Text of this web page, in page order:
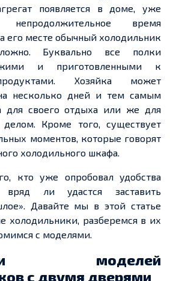
появляется в доме, уже
время
его месте обычный холодильник
Буквально все полки
и приготовленными к
Хозяйка может
несколько дней и тем самым
для своего отдыха или же для
Кроме того, существует
моментов, которые говорят
холодильного шкафа.
кто уже опробовал удобства
вряд ли удастся заставить
Давайте мы в этой статье
холодильники, разберемся в их
с моделями.
моделей
с двумя дверями